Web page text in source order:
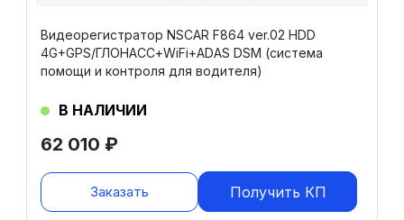
62 010 ₽
Видеорегистратор NSCAR F864 ver.02 HDD
4G+GPS/ГЛОНАСС+WiFi+ADAS DSM (система
помощи и контроля для водителя)
В НАЛИЧИИ
Заказать Получить КП